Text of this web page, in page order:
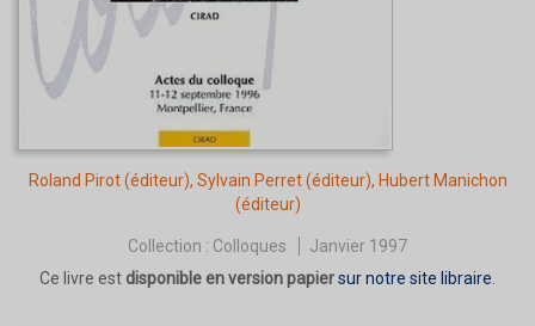
Roland Pirot(éditeur), Sylvain Perret(éditeur), Hubert Manichon
(éditeur)
Collection : Colloques
Janvier 1997
Ce livre est disponible en version papiersur notre site libraire.